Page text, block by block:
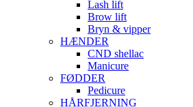
Lash lift
Brow lift
Bryn & vipper
HÆNDER
CND shellac
Manicure
FØDDER
Pedicure
HÅRFJERNING